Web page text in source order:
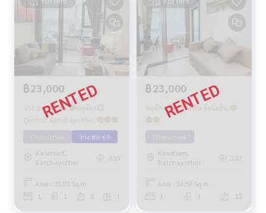
฿23,000
ว่าง ส.ค. 2569 🟡จตุจักร💥
Centric Ratchayothin 🔴🟢🟡
ว่าง สค 69
Kasetsart,
Ratchayothin
409
Area : 35.00 Sq.m.
1 1 5 1
฿23,000
จตุจักร 💥 เซ็นทริค รัชโยธิน 🔴
🟢🟡
Kasetsart,
Ratchayothin
247
Area : 34.50 Sq.m.
1 1 12